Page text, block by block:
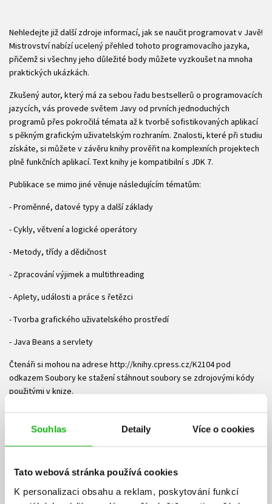
Souhlas Detaily Více o cookies
Tato webová stránka používá cookies
K personalizaci obsahu a reklam, poskytování funkcí
Nehledejte již další zdroje informací, jak se naučit programovat v Javě!
Mistrovství nabízí ucelený přehled tohoto programovacího jazyka,
přičemž si všechny jeho důležité body můžete vyzkoušet na mnoha
praktických ukázkách.
Zkušený autor, který má za sebou řadu bestsellerů o programovacích
jazycích, vás provede světem Javy od prvních jednoduchých
programů přes pokročilá témata až k tvorbě sofistikovaných aplikací
s pěkným grafickým uživatelským rozhraním. Znalosti, které při studiu
získáte, si můžete v závěru knihy prověřit na komplexních projektech
plně funkčních aplikací. Text knihy je kompatibilní s JDK 7.
Publikace se mimo jiné věnuje následujícím tématům:
- Proměnné, datové typy a další základy
- Cykly, větvení a logické operátory
- Metody, třídy a dědičnost
- Zpracování výjimek a multithreading
- Aplety, události a práce s řetězci
- Tvorba grafického uživatelského prostředí
- Java Beans a servlety
Čtenáři si mohou na adrese http://knihy.cpress.cz/K2104 pod
odkazem Soubory ke stažení stáhnout soubory se zdrojovými kódy
použitými v knize.
O autorovi:
Herbert Schildt patří mezi uznávané autority programovacích jazyků
Java, C, C++ a C#. Je autorem řady knih o programování, kterých se
standardizovala jazyk C v roce 1989. Jeho web najdete na adrese
www.HerbSchildt.com.